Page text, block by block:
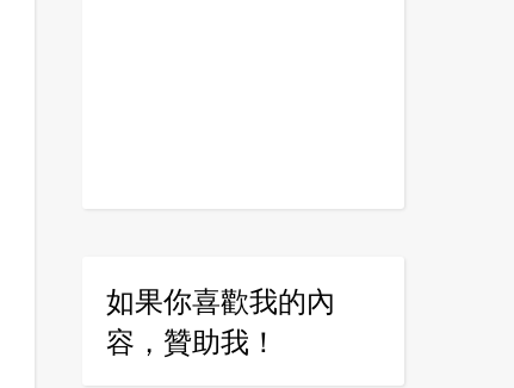
如果你喜歡我的內
容，贊助我！